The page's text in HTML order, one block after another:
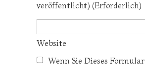
veröffentlicht) (erforderlich)
Website
Wenn Sie Dieses Formular